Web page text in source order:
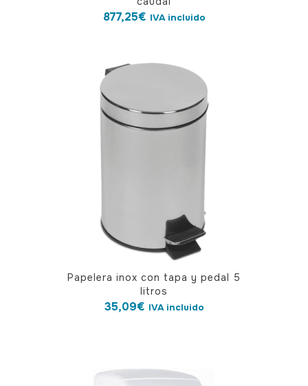
877,25€ IVA incluido
Papelera inox con tapa y pedal 5
litros
35,09€ IVA incluido